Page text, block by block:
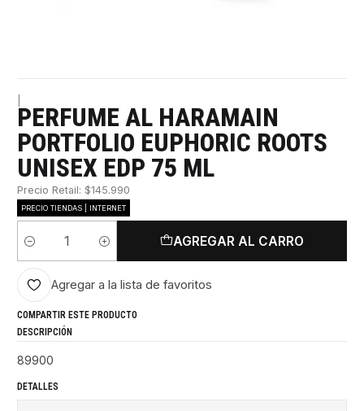
PERFUME AL HARAMAIN
PORTFOLIO EUPHORIC ROOTS
UNISEX EDP 75 ML
Precio Retail: $145.990
PRECIO TIENDAS | INTERNET
Cantidad
AGREGAR AL CARRO
Agregar a la lista de favoritos
COMPARTIR ESTE PRODUCTO
DESCRIPCIÓN
89900
DETALLES